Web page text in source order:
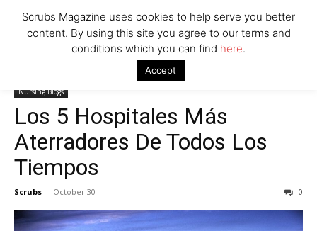
Los 5 Hospitales Más Aterradores De Todos
Nursing Blogs
Los 5 Hospitales Más
Aterradores De Todos Los
Tiempos
Scrubs - October 30 0
Scrubs Magazine uses cookies to help serve you better
content. By using this site you agree to our terms and
conditions which you can find here.
Accept